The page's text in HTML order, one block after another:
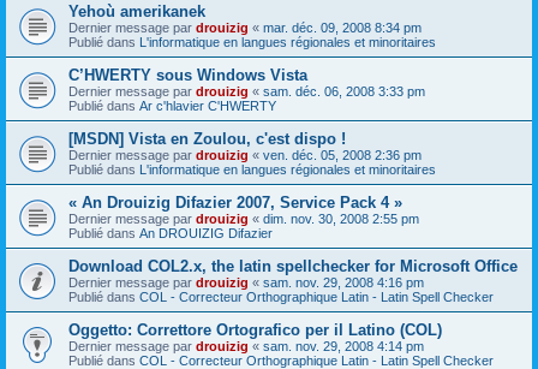
Yehoù amerikanek
Dernier message par drouizig « mar. déc. 09, 2008 8:34 pm
Publié dans L'informatique en langues régionales et minoritaires
C’HWERTY sous Windows Vista
Dernier message par drouizig « sam. déc. 06, 2008 3:33 pm
Publié dans Ar c'hlavier C'HWERTY
[MSDN] Vista en Zoulou, c'est dispo !
Dernier message par drouizig « ven. déc. 05, 2008 2:36 pm
Publié dans L'informatique en langues régionales et minoritaires
« An Drouizig Difazier 2007, Service Pack 4 »
Dernier message par drouizig « dim. nov. 30, 2008 2:55 pm
Publié dans An DROUIZIG Difazier
Download COL2.x, the latin spellchecker for Microsoft Office
Dernier message par drouizig « sam. nov. 29, 2008 4:16 pm
Publié dans COL - Correcteur Orthographique Latin - Latin Spell Checker
Oggetto: Correttore Ortografico per il Latino (COL)
Dernier message par drouizig « sam. nov. 29, 2008 4:14 pm
Publié dans COL - Correcteur Orthographique Latin - Latin Spell Checker